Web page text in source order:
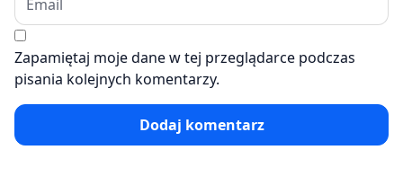
Zapamiętaj moje dane w tej przeglądarce podczas
pisania kolejnych komentarzy.
Dodaj komentarz